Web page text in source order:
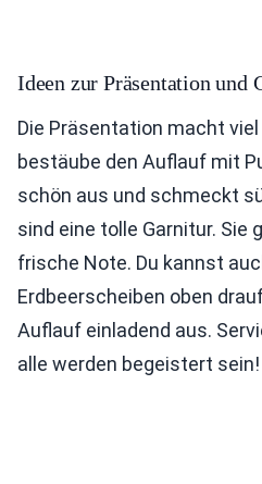
Ideen zur Präsentation und
Die Präsentation macht
bestäube den Auflauf mit
schön aus und schmeckt
sind eine tolle Garnitur. Sie
frische Note. Du kannst
Erdbeerscheiben oben
Auflauf einladend aus.
alle werden begeistert sein!